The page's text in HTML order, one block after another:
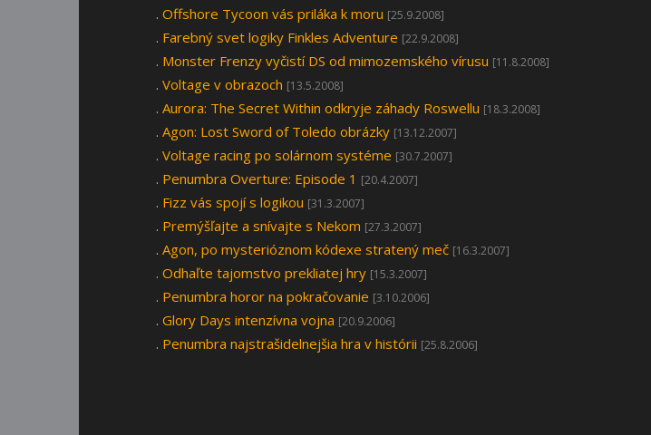
. Offshore Tycoon vás priláka k moru [25.9.2008]
. Farebný svet logiky Finkles Adventure [22.9.2008]
. Monster Frenzy vyčistí DS od mimozemského vírusu [11.8.2008]
. Voltage v obrazoch [13.5.2008]
. Aurora: The Secret Within odkryje záhady Roswellu [18.3.2008]
. Agon: Lost Sword of Toledo obrázky [13.12.2007]
. Voltage racing po solárnom systéme [30.7.2007]
. Penumbra Overture: Episode 1 [20.4.2007]
. Fizz vás spojí s logikou [31.3.2007]
. Premýšľajte a snívajte s Nekom [27.3.2007]
. Agon, po mysterióznom kódexe stratený meč [16.3.2007]
. Odhaľte tajomstvo prekliatej hry [15.3.2007]
. Penumbra horor na pokračovanie [3.10.2006]
. Glory Days intenzívna vojna [20.9.2006]
. Penumbra najstrašidelnejšia hra v histórii [25.8.2006]